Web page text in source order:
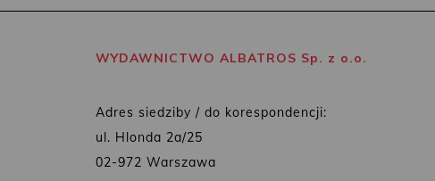
WYDAWNICTWO ALBATROS Sp. z o.o.
Adres siedziby / do korespondencji:
ul. Hlonda 2a/25
02-972 Warszawa